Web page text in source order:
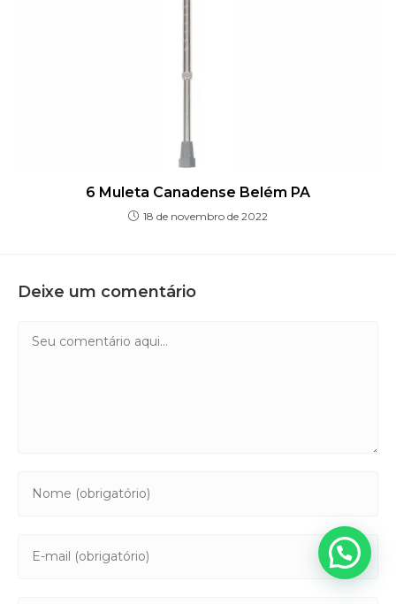
6 Muleta Canadense Belém PA
18 de novembro de 2022
Deixe um comentário